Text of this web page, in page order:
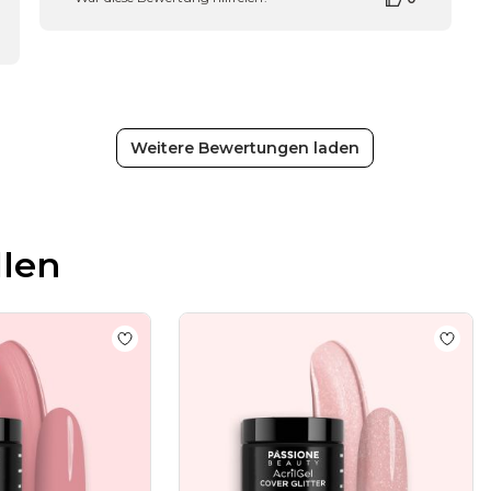
am
Wed
Jul
Weitere Bewertungen laden
50ml Add to wishlist AcrilGel® Rosa-50ml Add